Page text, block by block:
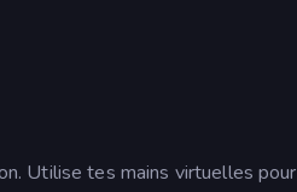
Utilise tes mains virtuelles pour